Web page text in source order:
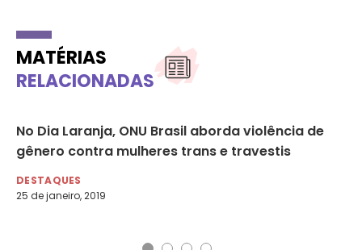
MATÉRIAS
RELACIONADAS
No Dia Laranja, ONU Brasil aborda violência de
gênero contra mulheres trans e travestis
DESTAQUES
25 de janeiro, 2019